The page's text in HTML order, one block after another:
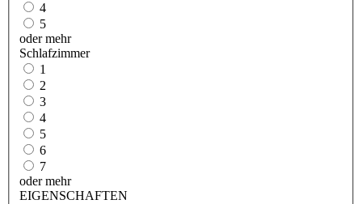
4
5
oder mehr
Schlafzimmer
1
2
3
4
5
6
7
oder mehr
EIGENSCHAFTEN